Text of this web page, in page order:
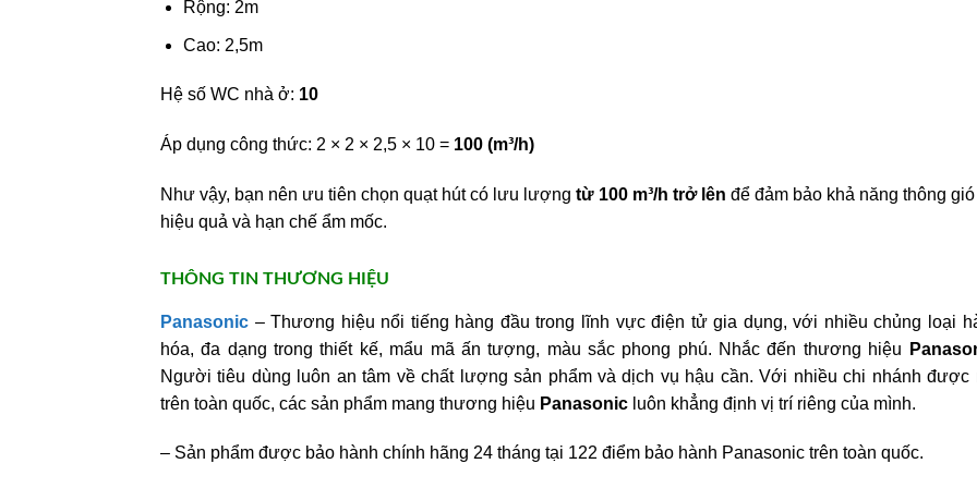
Rộng: 2m
Cao: 2,5m
Hệ số WC nhà ở: 10
Áp dụng công thức: 2 × 2 × 2,5 × 10 = 100 (m³/h)
Như vậy, bạn nên ưu tiên chọn quạt hút có lưu lượng từ 100 m³/h trở lên để đảm bảo khả năng thông gió
hiệu quả và hạn chế ẩm mốc.
THÔNG TIN THƯƠNG HIỆU
Panasonic – Thương hiệu nổi tiếng hàng đầu trong lĩnh vực điện tử gia dụng, với nhiều chủng loại
hóa, đa dạng trong thiết kế, mẩu mã ấn tượng, màu sắc phong phú. Nhắc đến thương hiệu
Người tiêu dùng luôn an tâm về chất lượng sản phẩm và dịch vụ hậu cần. Với nhiều chi nhánh được
trên toàn quốc, các sản phẩm mang thương hiệu Panasonic luôn khẳng định vị trí riêng của mình.
– Sản phẩm được bảo hành chính hãng 24 tháng tại 122 điểm bảo hành Panasonic trên toàn quốc.